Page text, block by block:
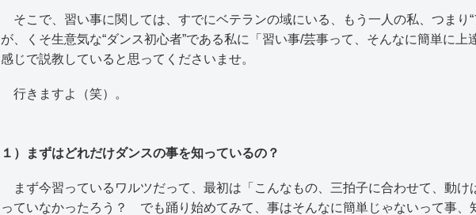
そこで、習い事に関しては、すでにベテランの域にいる、もう一人の私、つまり“
が、くそ生意気な“ダンス初心者”である私に「習い事/芸事って、そんなに簡単に上
感じで説教していると思ってくださいませ。
行きますよ（笑）。
１）まずはどれだけダンスの事を知っているの？
まず今習っているワルツだって、最初は「こんなもの、三拍子に合わせて、動け
っていなかったろう？ でも踊り始めてみて、事はそんなに簡単じゃないって事